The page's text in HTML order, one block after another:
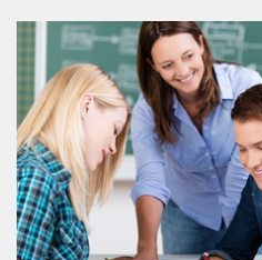
tua
città